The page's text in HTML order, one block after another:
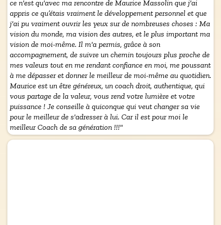
ce n'est qu'avec ma rencontre de Maurice Massolin que j'ai
appris ce qu’étais vraiment le développement personnel et que
j'ai pu vraiment ouvrir les yeux sur de nombreuses choses : Ma
vision du monde, ma vision des autres, et le plus important ma
vision de moi-même. Il m'a permis, grâce à son
accompagnement, de suivre un chemin toujours plus proche de
mes valeurs tout en me rendant confiance en moi, me poussant
à me dépasser et donner le meilleur de moi-même au quotidien.
Maurice est un être généreux, un coach droit, authentique, qui
vous partage de la valeur, vous rend votre lumière et votre
puissance ! Je conseille à quiconque qui veut changer sa vie
pour le meilleur de s'adresser à lui. Car il est pour moi le
meilleur Coach de sa génération !!!"